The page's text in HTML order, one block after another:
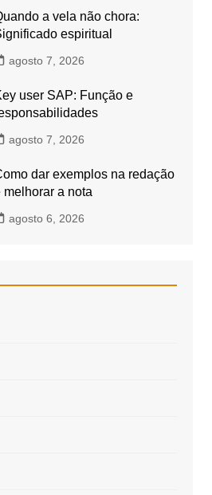
a vela não chora:
espiritual
agosto 7, 2026
user SAP: Função e
agosto 7, 2026
dar exemplos na redação
melhorar a nota
agosto 6, 2026